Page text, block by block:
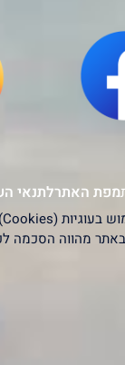
מפת האתרלתנאי
מהווה הסכמה